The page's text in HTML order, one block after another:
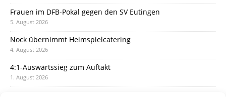
Frauen im DFB-Pokal gegen den SV Eutingen
5. August 2026
Nock übernimmt Heimspielcatering
4. August 2026
4:1-Auswärtssieg zum Auftakt
1. August 2026